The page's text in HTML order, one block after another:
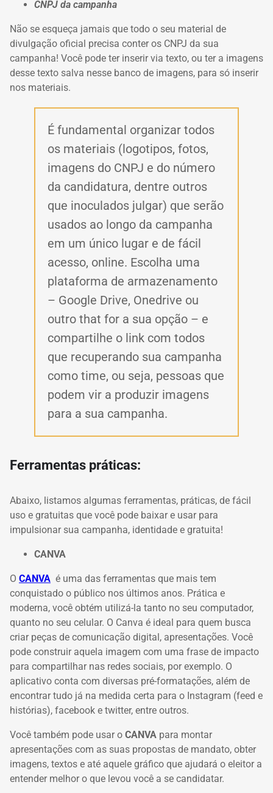
CNPJ da campanha
Não se esqueça jamais que todo o seu material de
divulgação oficial precisa conter os CNPJ da sua
campanha! Você pode ter inserir via texto, ou ter a imagens
desse texto salva nesse banco de imagens, para só inserir
nos materiais.
É fundamental organizar todos
os materiais (logotipos, fotos,
imagens do CNPJ e do número
da candidatura, dentre outros
que inoculados julgar) que serão
usados ​​ao longo da campanha
em um único lugar e de fácil
acesso, online. Escolha uma
plataforma de armazenamento
– Google Drive, Onedrive ou
outro that for a sua opção – e
compartilhe o link com todos
que recuperando sua campanha
como time, ou seja, pessoas que
podem vir a produzir imagens
para a sua campanha.
Ferramentas práticas:
Abaixo, listamos algumas ferramentas, práticas, de fácil
uso e gratuitas que você pode baixar e usar para
impulsionar sua campanha, identidade e gratuita!
CANVA
O CANVA é uma das ferramentas que mais tem
conquistado o público nos últimos anos. Prática e
moderna, você obtém utilizá-la tanto no seu computador,
quanto no seu celular. O Canva é ideal para quem busca
criar peças de comunicação digital, apresentações. Você
pode construir aquela imagem com uma frase de impacto
para compartilhar nas redes sociais, por exemplo. O
aplicativo conta com diversas pré-formatações, além de
encontrar tudo já na medida certa para o Instagram (feed e
histórias), facebook e twitter, entre outros.
Você também pode usar o CANVA para montar
apresentações com as suas propostas de mandato, obter
imagens, textos e até aquele gráfico que ajudará o eleitor a
entender melhor o que levou você a se candidatar.